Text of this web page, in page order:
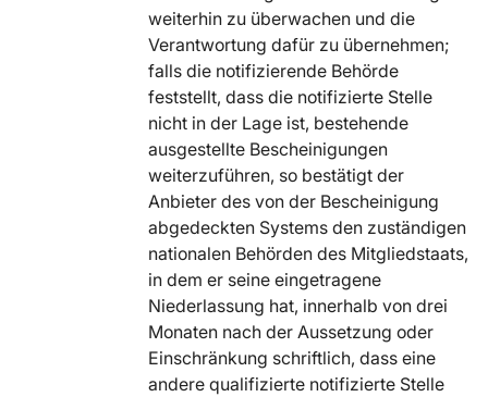
weiterhin zu überwachen und die
Verantwortung dafür zu übernehmen;
falls die notifizierende Behörde
feststellt, dass die notifizierte Stelle
nicht in der Lage ist, bestehende
ausgestellte Bescheinigungen
weiterzuführen, so bestätigt der
Anbieter des von der Bescheinigung
abgedeckten Systems den zuständigen
nationalen Behörden des Mitgliedstaats,
in dem er seine eingetragene
Niederlassung hat, innerhalb von drei
Monaten nach der Aussetzung oder
Einschränkung schriftlich, dass eine
andere qualifizierte notifizierte Stelle